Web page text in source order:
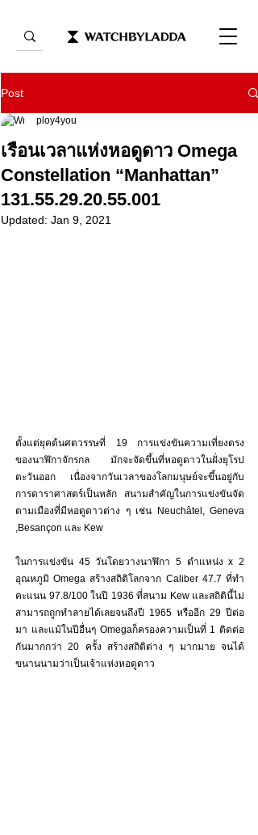
Post
เรือนเวลาแห่งหอดูดาว Omega
Constellation “Manhattan”
131.55.29.20.55.001
ploy4you
Updated: Jan 9, 2021
ตั้งแต่ยุคต้นศตวรรษที่ 19 การแข่งขันความเที่ยงตรง
ของนาฬิกาจักรกล มักจะจัดขึ้นที่หอดูดาวในฝั่งยุโรป
ตะวันออก เนื่องจากวันเวลาของโลกมนุษย์จะขึ้นอยู่กับ
การดาราศาสตร์เป็นหลัก สนามสำคัญในการแข่งขันจัด
ตามเมืองที่มีหอดูดาวต่าง ๆ เช่น Neuchâtel, Geneva
,Besançon และ Kew
ในการแข่งขัน 45 วันโดยวางนาฬิกา 5 ตำแหน่ง x 2
อุณหภูมิ Omega สร้างสถิติโลกจาก Caliber 47.7 ที่ทำ
คะแนน 97.8/100 ในปี 1936 ที่สนาม Kew และสถิตินี้ไม่
สามารถถูกทำลายได้เลยจนถึงปี 1965 หรืออีก 29 ปีต่อ
มา และแม้ในปีอื่นๆ Omegaก็ครองความเป็นที่ 1 ติดต่อ
กันมากกว่า 20 ครั้ง สร้างสถิติต่าง ๆ มากมาย จนได้
ขนานนามว่าเป็นเจ้าแห่งหอดูดาว